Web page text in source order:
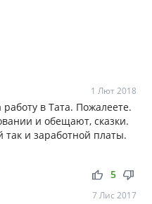
1 Лют 2018
в Тата. Пожалеете.
и обещают, сказки.
так и заработной платы.
thumb_up thumb_down
5
7 Лис 2017